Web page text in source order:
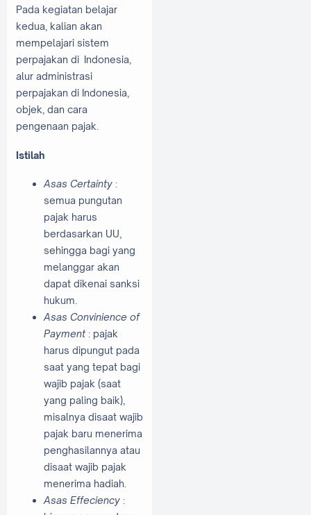
Pada kegiatan belajar
kedua, kalian akan
mempelajari sistem
perpajakan di Indonesia,
alur administrasi
perpajakan di Indonesia,
objek, dan cara
pengenaan pajak.
Istilah
Asas Certainty :
semua pungutan
pajak harus
berdasarkan UU,
sehingga bagi yang
melanggar akan
dapat dikenai sanksi
hukum.
Asas Convinience of
Payment : pajak
harus dipungut pada
saat yang tepat bagi
wajib pajak (saat
yang paling baik),
misalnya disaat wajib
pajak baru menerima
penghasilannya atau
disaat wajib pajak
menerima hadiah.
Asas Effeciency :